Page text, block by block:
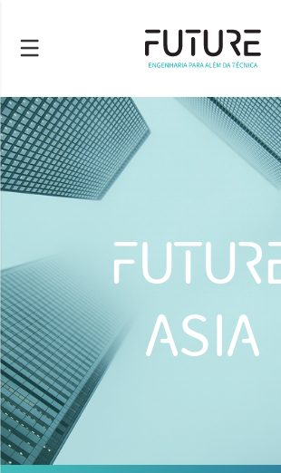
ASIA